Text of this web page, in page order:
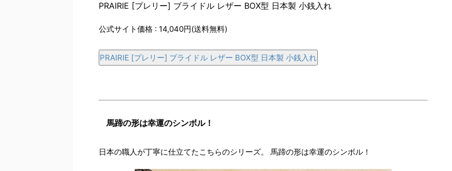
PRAIRIE [プレリー] ブライドル レザー BOX型 日本製 小銭入れ
公式サイト価格 : 14,040円(送料無料)
PRAIRIE [プレリー] ブライドル レザー BOX型 日本製 小銭入れ
馬蹄の形は幸運のシンボル！
日本の職人が丁寧に仕立てたこちらのシリーズ。 馬蹄の形は幸運のシンボル！